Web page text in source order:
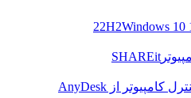
ازAnyDesk